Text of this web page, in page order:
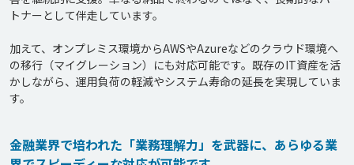
トナーとして伴走しています。
加えて、オンプレミス環境からAWSやAzureなどのクラウド環境へ
の移行（マイグレーション）にも対応可能です。既存のIT資産を活
かしながら、運用負荷の軽減やシステム寿命の延長を実現していま
金融業界で培われた「業務理解力」を武器に、あらゆる業